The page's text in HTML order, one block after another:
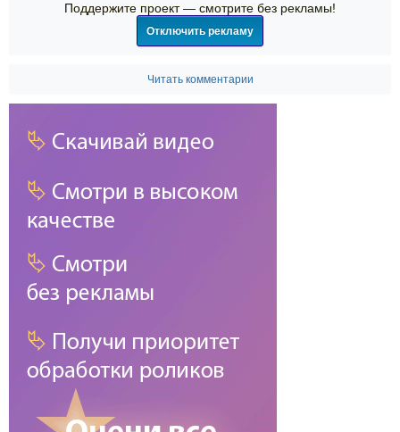
Поддержите проект — смотрите без рекламы!
Отключить рекламу
Читать комментарии